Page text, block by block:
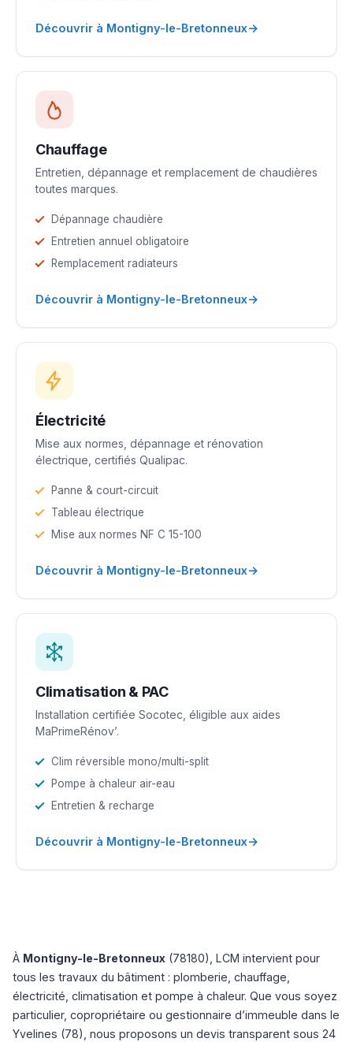
Découvrir à Montigny-le-Bretonneux→
Chauffage
Entretien, dépannage et remplacement de chaudières
toutes marques.
Dépannage chaudière
Entretien annuel obligatoire
Remplacement radiateurs
Découvrir à Montigny-le-Bretonneux→
Électricité
Mise aux normes, dépannage et rénovation
électrique, certifiés Qualipac.
Panne & court-circuit
Tableau électrique
Mise aux normes NF C 15-100
Découvrir à Montigny-le-Bretonneux→
Climatisation & PAC
Installation certifiée Socotec, éligible aux aides
MaPrimeRénov’.
Clim réversible mono/multi-split
Pompe à chaleur air-eau
Entretien & recharge
Découvrir à Montigny-le-Bretonneux→
À Montigny-le-Bretonneux (78180), LCM intervient pour
tous les travaux du bâtiment : plomberie, chauffage,
électricité, climatisation et pompe à chaleur. Que vous soyez
particulier, copropriétaire ou gestionnaire d’immeuble dans le
Yvelines (78), nous proposons un devis transparent sous 24